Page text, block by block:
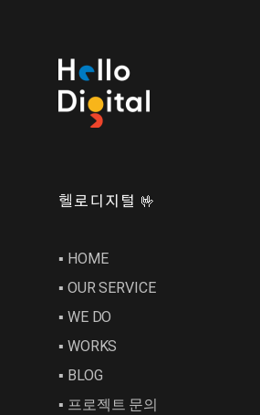
헬로디지털 🤟
▪︎ HOME
▪︎ OUR SERVICE
▪︎ WE DO
▪︎ WORKS
▪︎ BLOG
▪︎ 프로젝트 문의